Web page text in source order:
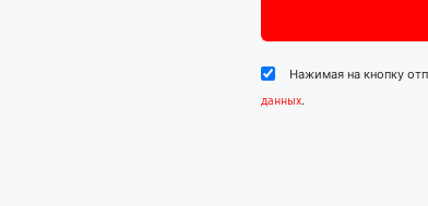
Нажимая на кнопку
данных.